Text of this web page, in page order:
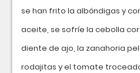
se han frito la albóndigas y
aceite, se sofríe la cebolla
diente de ajo, la zanahoria
rodajitas y el tomate